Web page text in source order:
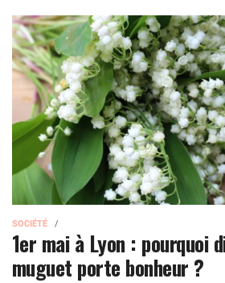
SOCIÉTÉ
1er mai à Lyon : pourquoi
muguet porte bonheur ?